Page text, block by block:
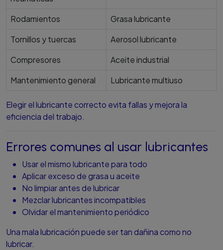
Rodamientos
Grasa lubricante
Tornillos y tuercas
Aerosol lubricante
Compresores
Aceite industrial
Mantenimiento general
Lubricante multiuso
Elegir el lubricante correcto evita fallas y mejora la
eficiencia del trabajo.
Errores comunes al usar lubricantes
Usar el mismo lubricante para todo
Aplicar exceso de grasa u aceite
No limpiar antes de lubricar
Mezclar lubricantes incompatibles
Olvidar el mantenimiento periódico
Una mala lubricación puede ser tan dañina como no
lubricar.